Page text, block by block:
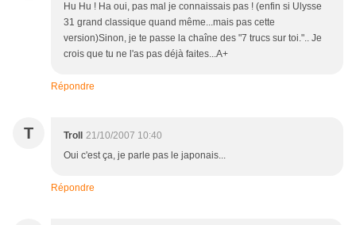
Hu Hu ! Ha oui, pas mal je connaissais pas ! (enfin si Ulysse
31 grand classique quand même...mais pas cette
version)Sinon, je te passe la chaîne des "7 trucs sur toi.".. Je
crois que tu ne l'as pas déjà faites...A+
Répondre
T Troll
21/10/2007 10:40
Oui c'est ça, je parle pas le japonais...
Répondre